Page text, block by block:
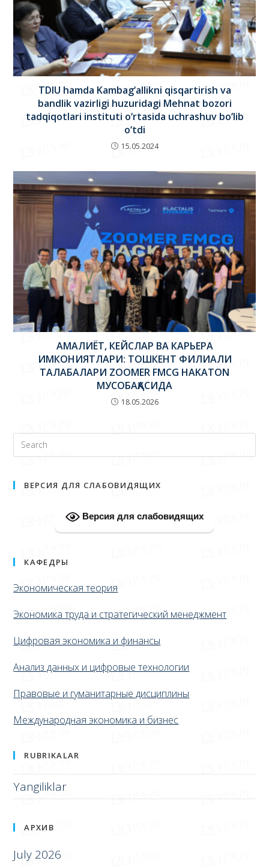
TDIU hamda Kambag‘allikni qisqartirish va
bandlik vazirligi huzuridagi Mehnat bozori
tadqiqotlari instituti o‘rtasida uchrashuv bo‘lib
o‘tdi
АМАЛИЁТ, КЕЙСЛАР ВА КАРЬЕРА
ИМКОНИЯТЛАРИ: ТОШКЕНТ ФИЛИАЛИ
ТАЛАБАЛАРИ ZOOMER FMCG HAKATON
МУСОБАҚАСИДА
КАФЕДРЫ
Экономическая теория
Экономика труда и стратегический менеджмент
Цифровая экономика и финансы
Анализ данных и цифровые технологии
Правовые и гуманитарные дисциплины
АРХИВ